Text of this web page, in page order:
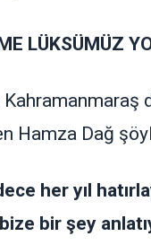
LÜKSÜMÜZ
Hamza Dağ
her yıl
bir şey